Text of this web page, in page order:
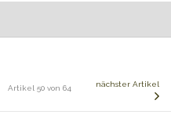
Artikel 50 von 64 nächster Artikel